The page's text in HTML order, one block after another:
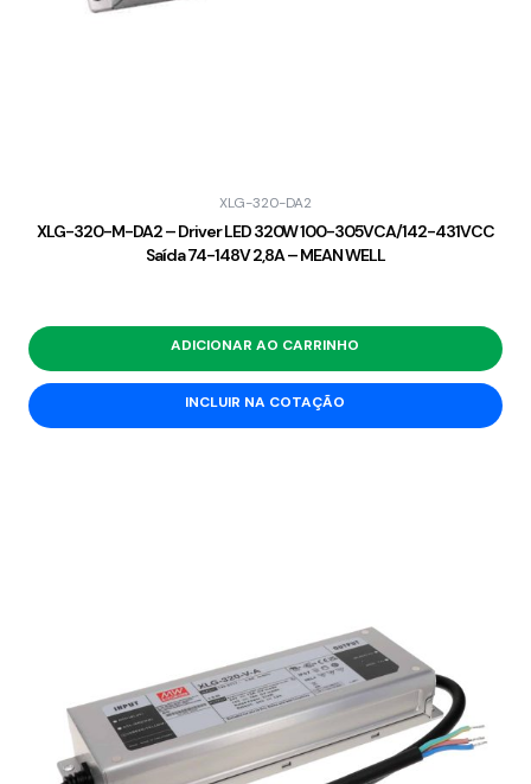
XLG-320-DA2
XLG-320-M-DA2 – Driver LED 320W 100-305VCA/142-431VCC
Saída 74-148V 2,8A – MEAN WELL
ADICIONAR AO CARRINHO
INCLUIR NA COTAÇÃO